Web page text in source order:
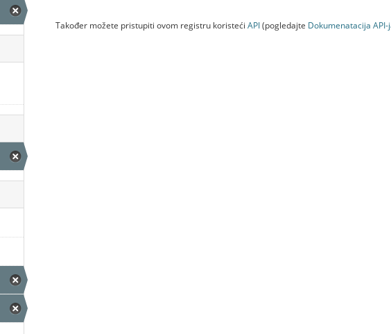
Također možete pristupiti ovom registru koristeći API(pogledajte Dokumenаtаcijа API-